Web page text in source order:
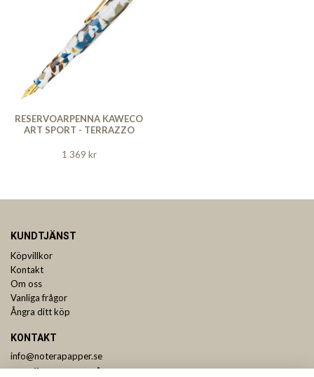
RESERVOARPENNA KAWECO
ART SPORT - TERRAZZO
1 369 kr
KUNDTJÄNST
Köpvillkor
Kontakt
Om oss
Vanliga frågor
Ångra ditt köp
KONTAKT
info@noterapapper.se